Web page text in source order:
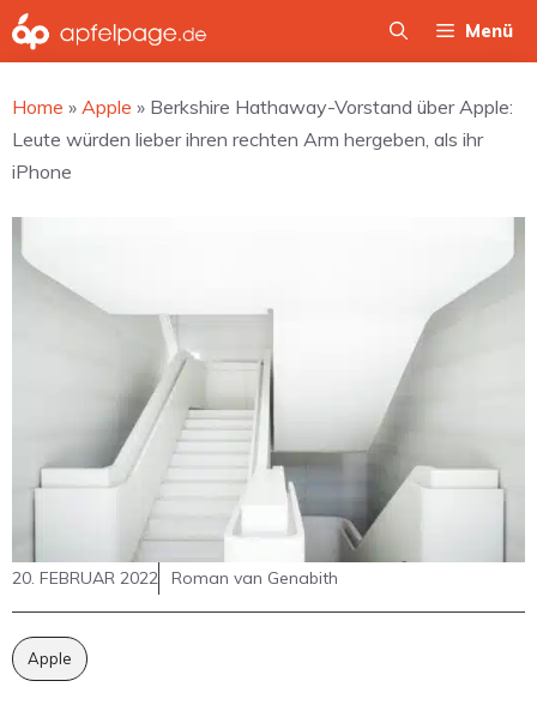
Zum
Inhalt
Menü
Home » Apple » Berkshire Hathaway-Vorstand über Apple:
Leute würden lieber ihren rechten Arm hergeben, als ihr
iPhone
20. FEBRUAR 2022 Roman van Genabith
Apple